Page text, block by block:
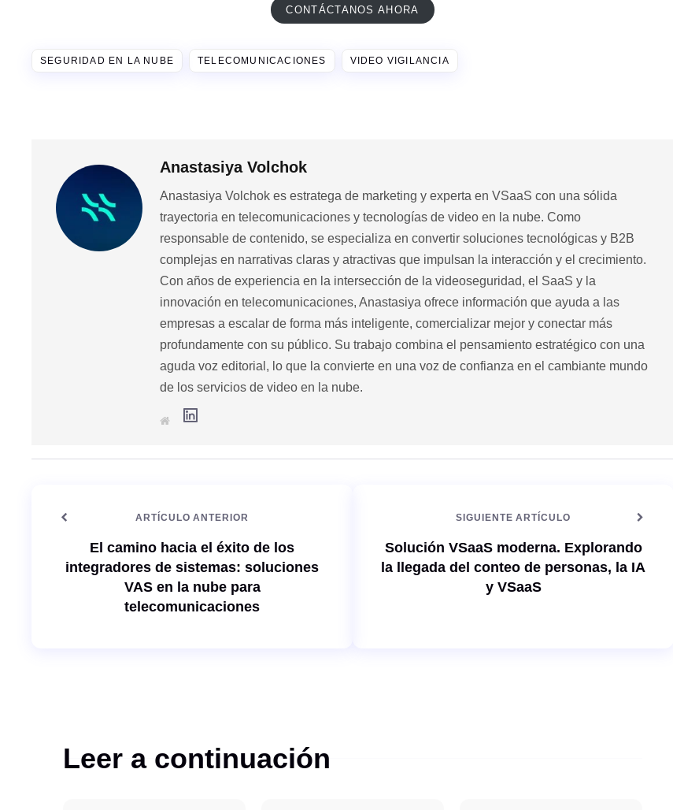
CONTÁCTANOS AHORA
SEGURIDAD EN LA NUBE TELECOMUNICACIONES VIDEO VIGILANCIA
Anastasiya Volchok
Anastasiya Volchok es estratega de marketing y experta en VSaaS con una sólida
trayectoria en telecomunicaciones y tecnologías de video en la nube. Como
responsable de contenido, se especializa en convertir soluciones tecnológicas y B2B
complejas en narrativas claras y atractivas que impulsan la interacción y el crecimiento.
Con años de experiencia en la intersección de la videoseguridad, el SaaS y la
innovación en telecomunicaciones, Anastasiya ofrece información que ayuda a las
empresas a escalar de forma más inteligente, comercializar mejor y conectar más
profundamente con su público. Su trabajo combina el pensamiento estratégico con una
aguda voz editorial, lo que la convierte en una voz de confianza en el cambiante mundo
de los servicios de video en la nube.
ARTÍCULO ANTERIOR
El camino hacia el éxito de los
integradores de sistemas: soluciones
VAS en la nube para
telecomunicaciones
SIGUIENTE ARTÍCULO
Solución VSaaS moderna. Explorando
la llegada del conteo de personas, la IA
y VSaaS
Leer a continuación